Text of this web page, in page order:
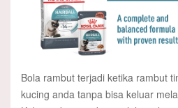
Bola rambut terjadi ketika rambut
kucing anda tanpa bisa keluar